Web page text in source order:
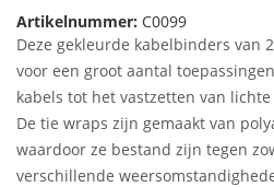
Artikelnummer: C0099
Deze gekleurde kabelbinders van
voor een groot aantal
kabels tot het vastzetten van
De tie wraps zijn gemaakt van
waardoor ze bestand zijn tegen
verschillende